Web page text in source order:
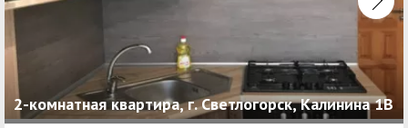
2-комнатная квартира, г. Светлогорск, Калинина 1B